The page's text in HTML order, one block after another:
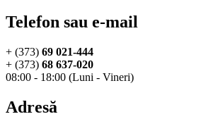
Telefon sau e-mail
+ (373) 69 021-444
+ (373) 68 637-020
08:00 - 18:00 (Luni - Vineri)
Adresă